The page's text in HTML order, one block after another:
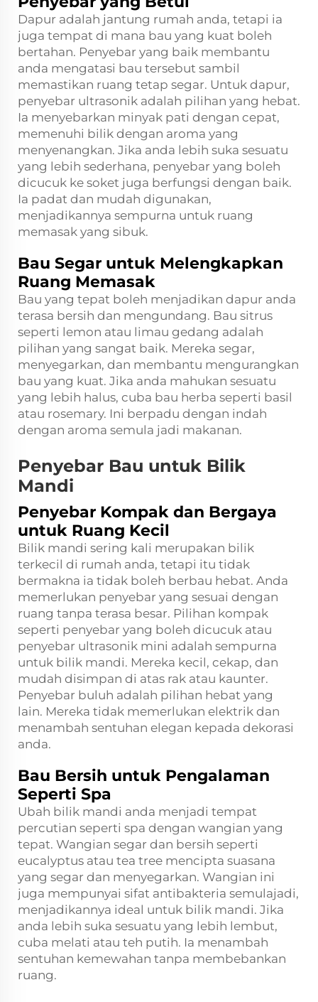
Dapur adalah jantung rumah anda, tetapi ia
juga tempat di mana bau yang kuat boleh
bertahan. Penyebar yang baik membantu
anda mengatasi bau tersebut sambil
memastikan ruang tetap segar. Untuk dapur,
penyebar ultrasonik adalah pilihan yang hebat.
Ia menyebarkan minyak pati dengan cepat,
memenuhi bilik dengan aroma yang
menyenangkan. Jika anda lebih suka sesuatu
yang lebih sederhana, penyebar yang boleh
dicucuk ke soket juga berfungsi dengan baik.
Ia padat dan mudah digunakan,
menjadikannya sempurna untuk ruang
memasak yang sibuk.
Bau Segar untuk Melengkapkan
Ruang Memasak
Bau yang tepat boleh menjadikan dapur anda
terasa bersih dan mengundang. Bau sitrus
seperti lemon atau limau gedang adalah
pilihan yang sangat baik. Mereka segar,
menyegarkan, dan membantu mengurangkan
bau yang kuat. Jika anda mahukan sesuatu
yang lebih halus, cuba bau herba seperti basil
atau rosemary. Ini berpadu dengan indah
dengan aroma semula jadi makanan.
Penyebar Bau untuk Bilik
Mandi
Penyebar Kompak dan Bergaya
untuk Ruang Kecil
Bilik mandi sering kali merupakan bilik
terkecil di rumah anda, tetapi itu tidak
bermakna ia tidak boleh berbau hebat. Anda
memerlukan penyebar yang sesuai dengan
ruang tanpa terasa besar. Pilihan kompak
seperti penyebar yang boleh dicucuk atau
penyebar ultrasonik mini adalah sempurna
untuk bilik mandi. Mereka kecil, cekap, dan
mudah disimpan di atas rak atau kaunter.
Penyebar buluh adalah pilihan hebat yang
lain. Mereka tidak memerlukan elektrik dan
menambah sentuhan elegan kepada dekorasi
anda.
Bau Bersih untuk Pengalaman
Seperti Spa
Ubah bilik mandi anda menjadi tempat
percutian seperti spa dengan wangian yang
tepat. Wangian segar dan bersih seperti
eucalyptus atau tea tree mencipta suasana
yang segar dan menyegarkan. Wangian ini
juga mempunyai sifat antibakteria semulajadi,
menjadikannya ideal untuk bilik mandi. Jika
anda lebih suka sesuatu yang lebih lembut,
cuba melati atau teh putih. Ia menambah
sentuhan kemewahan tanpa membebankan
ruang.